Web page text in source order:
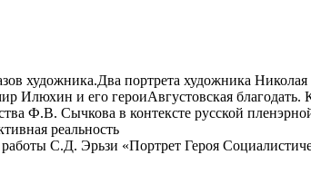
художника.Два портрета художника Николая
Илюхин и его героиАвгустовская
Ф.В. Сычкова в контексте русской
реальность
С.Д. Эрьзи «Портрет Героя